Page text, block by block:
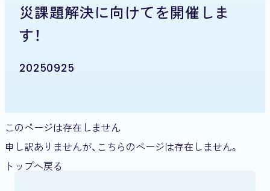
災課題解決に向けてを開催しま
す！
20250925
このページは存在しません
申し訳ありませんが、こちらのページは存在しません。
トップへ戻る